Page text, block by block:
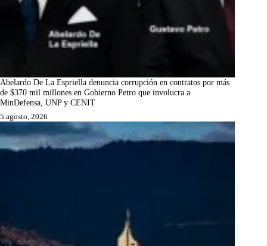
Abelardo De La Espriella denuncia corrupción en contratos por más
de $370 mil millones en Gobierno Petro que involucra a
MinDefensa, UNP y CENIT
5 agosto, 2026